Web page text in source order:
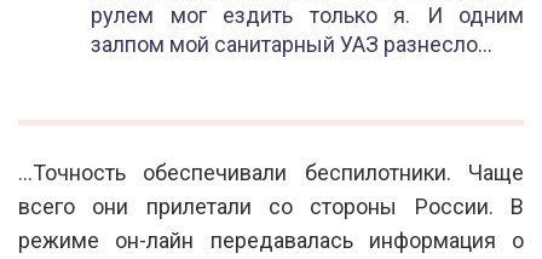
рулем мог ездить только я. И одним
залпом мой санитарный УАЗ разнесло…
…Точность обеспечивали беспилотники. Чаще
всего они прилетали со стороны России. В
режиме он-лайн передавалась информация о